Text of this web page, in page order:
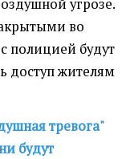
угрозе.
во
полицией будут
доступ жителям
тревога"
будут